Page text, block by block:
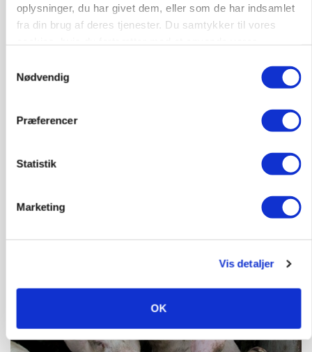
oplysninger, du har givet dem, eller som de har indsamlet
fra din brug af deres tjenester. Du samtykker til vores
Nødvendig
Præferencer
Statistik
Marketing
Vis detaljer
OK
Forserie til selvkørende skårlægger afprøves i år
ARRANGEMENT